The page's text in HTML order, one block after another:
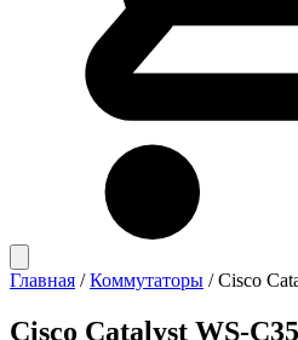
Главная / Коммутаторы / Cisco
Cisco Catalyst WS-